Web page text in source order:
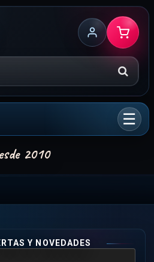
Y NOVEDADES